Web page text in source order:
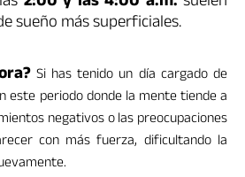
sueño más superficiales.
Si has tenido un día cargado de
este periodo donde la mente tiende a
negativos o las preocupaciones
con más fuerza, dificultando la